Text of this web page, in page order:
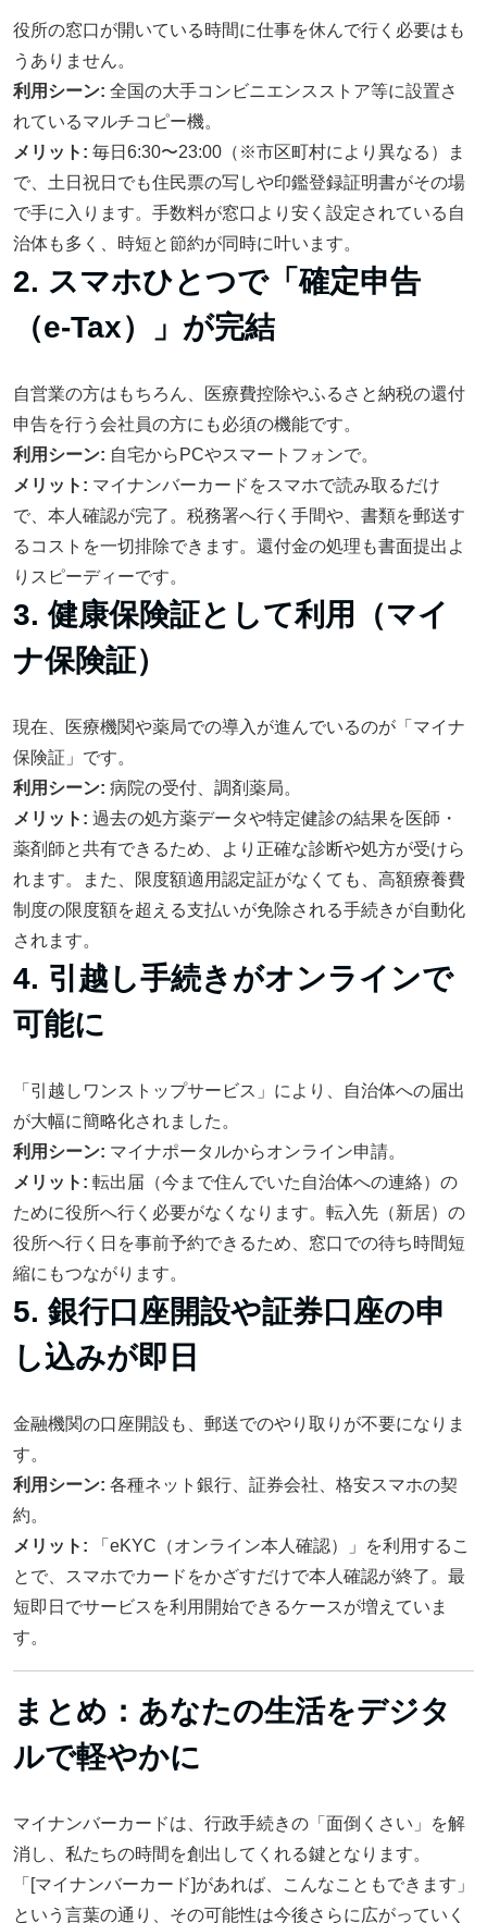
役所の窓口が開いている時間に仕事を休んで行く必要はも
うありません。
利用シーン: 全国の大手コンビニエンスストア等に設置さ
れているマルチコピー機。
メリット: 毎日6:30〜23:00（※市区町村により異なる）ま
で、土日祝日でも住民票の写しや印鑑登録証明書がその場
で手に入ります。手数料が窓口より安く設定されている自
治体も多く、時短と節約が同時に叶います。
2. スマホひとつで「確定申告
（e-Tax）」が完結
自営業の方はもちろん、医療費控除やふるさと納税の還付
申告を行う会社員の方にも必須の機能です。
利用シーン: 自宅からPCやスマートフォンで。
メリット: マイナンバーカードをスマホで読み取るだけ
で、本人確認が完了。税務署へ行く手間や、書類を郵送す
るコストを一切排除できます。還付金の処理も書面提出よ
りスピーディーです。
3. 健康保険証として利用（マイ
ナ保険証）
現在、医療機関や薬局での導入が進んでいるのが「マイナ
保険証」です。
利用シーン: 病院の受付、調剤薬局。
メリット: 過去の処方薬データや特定健診の結果を医師・
薬剤師と共有できるため、より正確な診断や処方が受けら
れます。また、限度額適用認定証がなくても、高額療養費
制度の限度額を超える支払いが免除される手続きが自動化
されます。
4. 引越し手続きがオンラインで
可能に
「引越しワンストップサービス」により、自治体への届出
が大幅に簡略化されました。
利用シーン: マイナポータルからオンライン申請。
メリット: 転出届（今まで住んでいた自治体への連絡）の
ために役所へ行く必要がなくなります。転入先（新居）の
役所へ行く日を事前予約できるため、窓口での待ち時間短
縮にもつながります。
5. 銀行口座開設や証券口座の申
し込みが即日
金融機関の口座開設も、郵送でのやり取りが不要になりま
す。
利用シーン: 各種ネット銀行、証券会社、格安スマホの契
約。
メリット: 「eKYC（オンライン本人確認）」を利用するこ
とで、スマホでカードをかざすだけで本人確認が終了。最
短即日でサービスを利用開始できるケースが増えていま
す。
まとめ：あなたの生活をデジタ
ルで軽やかに
マイナンバーカードは、行政手続きの「面倒くさい」を解
消し、私たちの時間を創出してくれる鍵となります。
「[マイナンバーカード]があれば、こんなこともできます」
という言葉の通り、その可能性は今後さらに広がっていく